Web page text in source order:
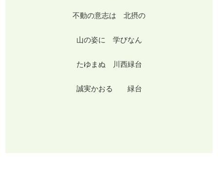
不動の意志は 北摂の
山の姿に 学びなん
たゆまぬ 川西緑台
誠実かおる 緑台